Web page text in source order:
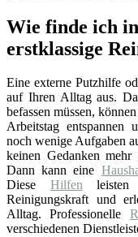
Wie finde ich
erstklassige
Eine externe Putzhilfe
auf Ihren Alltag aus.
befassen müssen,
Arbeitstag entspannen
noch wenige Aufgaben
keinen Gedanken mehr
Dann kann eine
Diese Hilfenleisten
Reinigungskraft und
Alltag. Professionelle
verschiedenen